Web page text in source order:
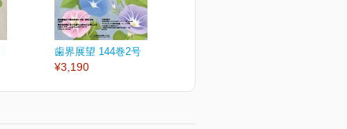
歯界展望 144巻2号
¥3,190